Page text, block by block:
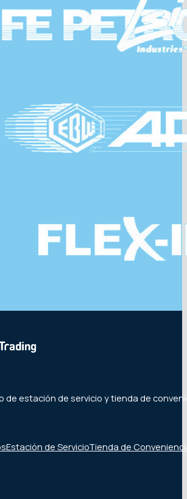
de estación de servicio y tienda de
Estación de ServicioTienda de